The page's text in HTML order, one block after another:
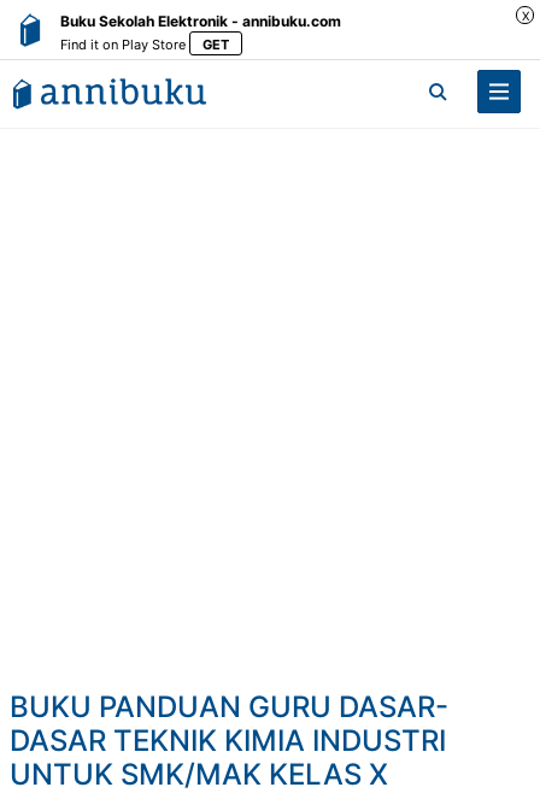
Buku Sekolah Elektronik - annibuku.com
Find it on Play Store GET
X
BUKU PANDUAN GURU DASAR-
DASAR TEKNIK KIMIA INDUSTRI
UNTUK SMK/MAK KELAS X